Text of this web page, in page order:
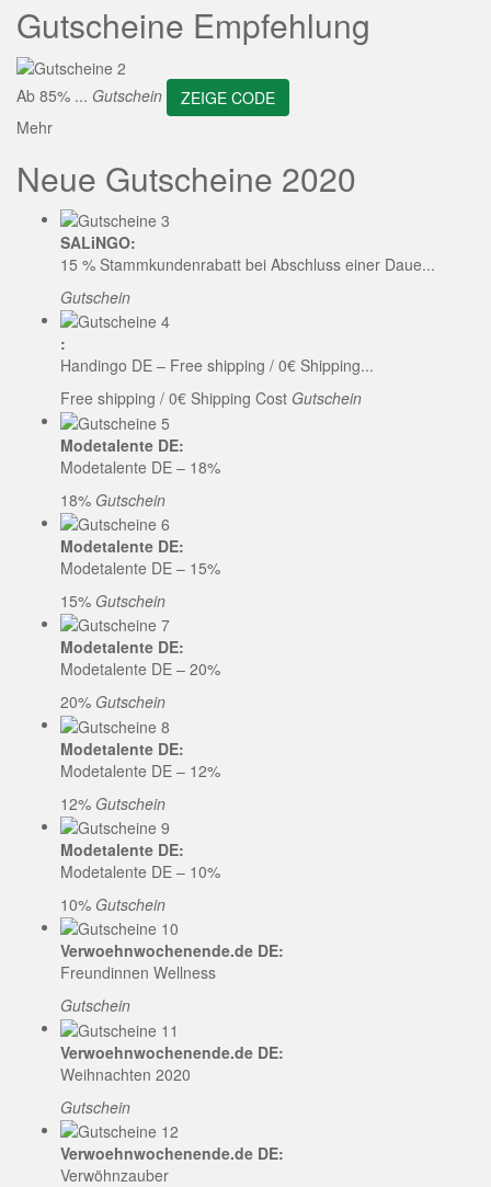
Gutscheine Empfehlung
Ab 85% ... Gutschein
ZEIGE CODE
Mehr
Neue Gutscheine 2020
SALiNGO:
15 % Stammkundenrabatt bei Abschluss einer Daue...
Gutschein
:
Handingo DE – Free shipping / 0€ Shipping...
Free shipping / 0€ Shipping Cost Gutschein
Modetalente DE:
Modetalente DE – 18%
18% Gutschein
Modetalente DE:
Modetalente DE – 15%
15% Gutschein
Modetalente DE:
Modetalente DE – 20%
20% Gutschein
Modetalente DE:
Modetalente DE – 12%
12% Gutschein
Modetalente DE:
Modetalente DE – 10%
10% Gutschein
Verwoehnwochenende.de DE:
Freundinnen Wellness
Gutschein
Verwoehnwochenende.de DE:
Weihnachten 2020
Gutschein
Verwoehnwochenende.de DE:
Verwöhnzauber